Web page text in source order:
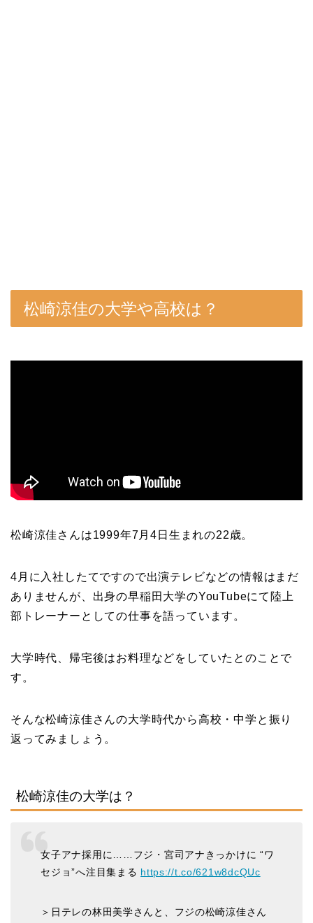
松崎涼佳の大学や高校は？
松崎涼佳さんは1999年7月4日生まれの22歳。
4月に入社したてですので出演テレビなどの情報はまだ
ありませんが、出身の早稲田大学のYouTubeにて陸上
部トレーナーとしての仕事を語っています。
大学時代、帰宅後はお料理などをしていたとのことで
す。
そんな松崎涼佳さんの大学時代から高校・中学と振り
返ってみましょう。
松崎涼佳の大学は？
女子アナ採用に……フジ・宮司アナきっかけに “ワ
セジョ”へ注目集まる https://t.co/621w8dcQUc
＞日テレの林田美学さんと、フジの松崎涼佳さん